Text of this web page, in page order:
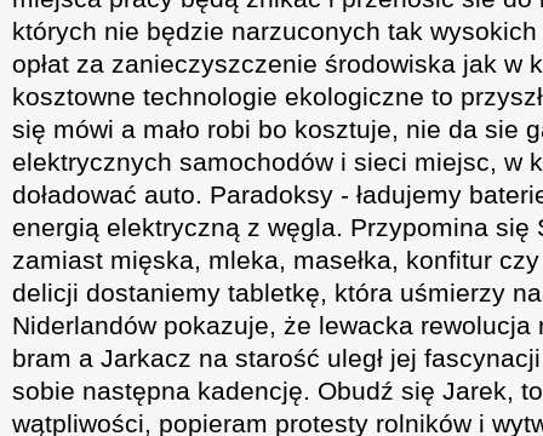
których nie będzie narzuconych tak
opłat za zanieczyszczenie środowiska jak w
kosztowne technologie ekologiczne to
się mówi a mało robi bo kosztuje, nie da sie
elektrycznych samochodów i sieci miejsc, w
doładować auto. Paradoksy - ładujemy
energią elektryczną z węgla. Przypomina się
zamiast mięska, mleka, masełka, konfitur
delicji dostaniemy tabletkę, która uśmierzy
Niderlandów pokazuje, że lewacka rewolucja
bram a Jarkacz na starość uległ jej
sobie następna kadencję. Obudź się Jarek,
wątpliwości, popieram protesty rolników i